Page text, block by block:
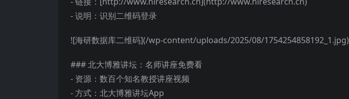
- 说明：识别二维码登录
![海研数据库二维码](/wp-content/uploads/2025/08/1754254858192_1.jpg)
### 北大博雅讲坛：名师讲座免费看
- 资源：数百个知名教授讲座视频
- 方式：北大博雅讲坛App